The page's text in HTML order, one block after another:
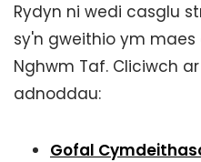
Rydyn ni wedi casglu
sy'n gweithio ym
Nghwm Taf. Cliciwch
adnoddau:
Gofal